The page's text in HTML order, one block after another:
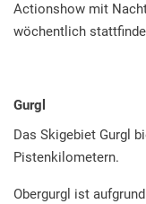
Actionshow mit
wöchentlich
Gurgl
Das Skigebiet Gurgl
Pistenkilometern.
Obergurgl ist